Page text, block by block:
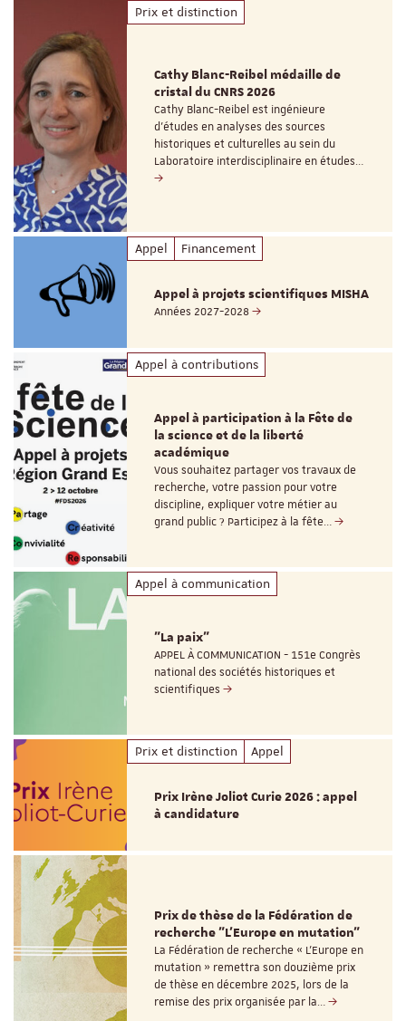
Prix et distinction
Cathy Blanc-Reibel médaille de
cristal du CNRS 2026
Cathy Blanc-Reibel est ingénieure
d’études en analyses des sources
historiques et culturelles au sein du
Laboratoire interdisciplinaire en études…
Appel Financement
Appel à projets scientifiques MISHA
Années 2027-2028
Appel à contributions
Appel à participation à la Fête de
la science et de la liberté
académique
Vous souhaitez partager vos travaux de
recherche, votre passion pour votre
discipline, expliquer votre métier au
grand public ? Participez à la fête…
Appel à communication
"La paix"
APPEL À COMMUNICATION - 151e Congrès
national des sociétés historiques et
scientifiques
Prix et distinction Appel
Prix Irène Joliot Curie 2026 : appel
à candidature
Prix de thèse de la Fédération de
recherche "L’Europe en mutation"
La Fédération de recherche « L’Europe en
mutation » remettra son douzième prix
de thèse en décembre 2025, lors de la
remise des prix organisée par la…